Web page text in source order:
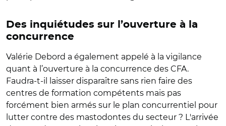
Des inquiétudes sur l’ouverture à la
concurrence
Valérie Debord a également appelé à la vigilance
quant à l’ouverture à la concurrence des CFA.
Faudra-t-il laisser disparaître sans rien faire des
centres de formation compétents mais pas
forcément bien armés sur le plan concurrentiel pour
lutter contre des mastodontes du secteur ? L'arrivée